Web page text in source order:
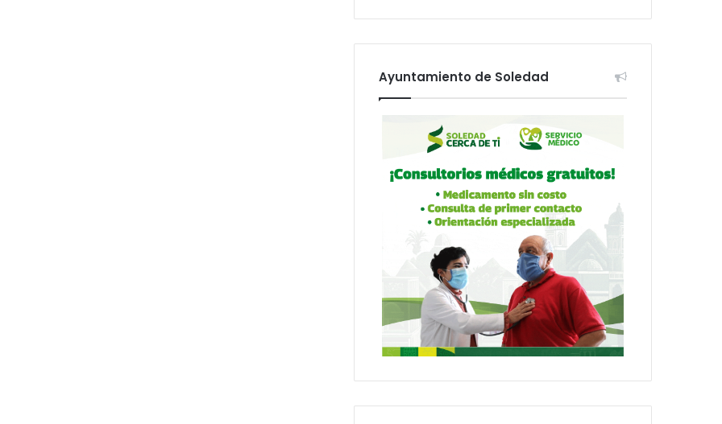
Ayuntamiento de Soledad